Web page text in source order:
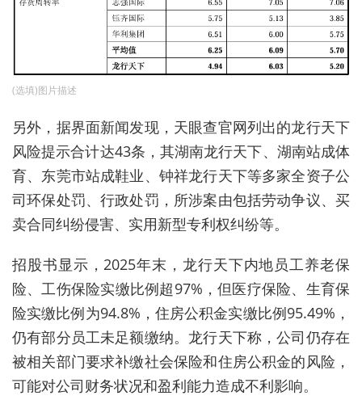
(选填)图片描述
另外，据界面新闻发现，天眼查官网列出的龙行天下
风险提示合计达43条，其湖南龙行天下、湖南站成体
育、东莞市站成鞋业、钟祥龙行天下等多家全资子公
司环保处罚、行政处罚，所涉案由包括劳动争议、买
卖合同纠纷侵害、实用新型专利权纠纷等。
招股书显示，2025年末，龙行天下内地员工养老保
险、工伤保险实缴比例超97%，但医疗保险、生育保
险实缴比例为94.8%，住房公积金实缴比例95.49%，
仍有部分员工未足额缴纳。龙行天下称，公司仍存在
被相关部门要求补缴社会保险和住房公积金的风险，
可能对公司财务状况和盈利能力造成不利影响。